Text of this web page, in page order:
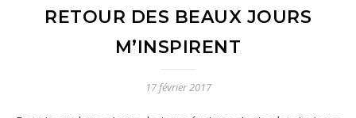
RETOUR DES BEAUX JOURS
M’INSPIRENT
17 février 2017